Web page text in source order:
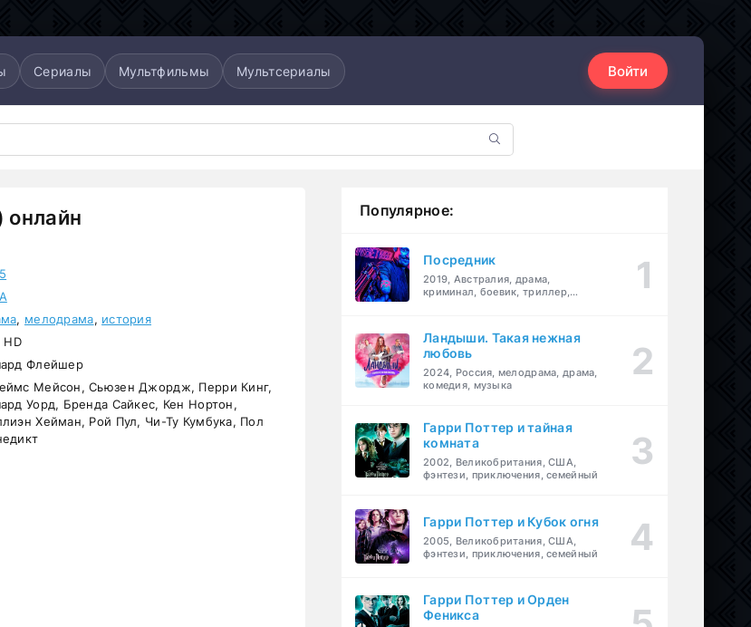
Сериалы Мультфильмы Мультсериалы Войти
онлайн
, мелодрама, история
HD
Флейшер
Мейсон, Сьюзен Джордж, Перри Кинг,
Уорд, Бренда Сайкес, Кен Нортон,
Хейман, Рой Пул, Чи-Ту Кумбука, Пол
Популярное:
Посредник
2019, Австралия, драма,
криминал, боевик, триллер,
Ландыши. Такая нежная
любовь
2024, Россия, мелодрама, драма,
комедия, музыка
Гарри Поттер и тайная
комната
2002, Великобритания, США,
фэнтези, приключения, семейный
Гарри Поттер и Кубок огня
2005, Великобритания, США,
фэнтези, приключения, семейный
Гарри Поттер и Орден
Феникса